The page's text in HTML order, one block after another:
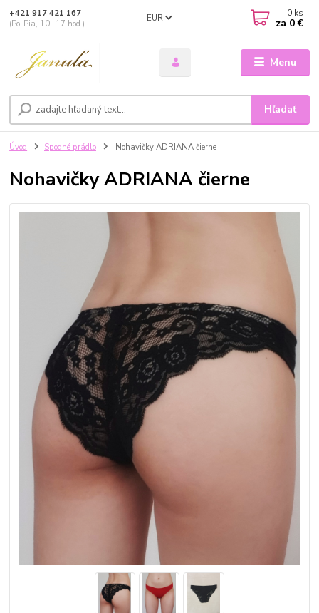
Menu
EUR
Hľadať
+421 917 421 167
(Po-Pia, 10 -17 hod.)
0 ks
za 0 €
Úvod Spodné prádlo Nohavičky ADRIANA čierne
Nohavičky ADRIANA čierne